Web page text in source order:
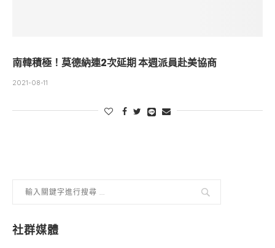
南韓積極！莫德納連2次延期 本週派員赴美協商
2021-08-11
社群媒體